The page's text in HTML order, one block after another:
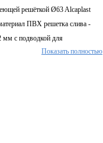
решёткой Ø63 Alcaplast
ПВХ решетка слива -
мм с подводкой для
Показать полностью